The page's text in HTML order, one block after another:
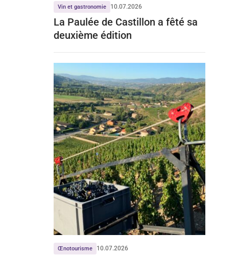
Vin et gastronomie 10.07.2026
La Paulée de Castillon a fêté sa
deuxième édition
Œnotourisme 10.07.2026